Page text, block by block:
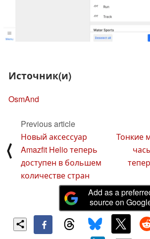
Источник(и)
OsmAnd
⟨
Previous article
Новый аксессуар
Amazfit Helio теперь
доступен в большем
количестве стран
Тонкие
Add as a
source on